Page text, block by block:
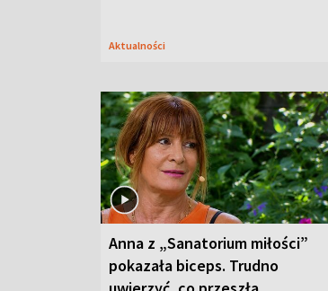
Aktualności
Anna z „Sanatorium miłości”
pokazała biceps. Trudno